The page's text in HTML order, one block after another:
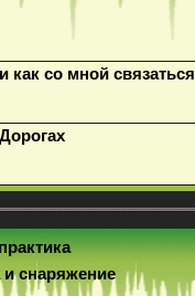
как со мной связаться
и снаряжение